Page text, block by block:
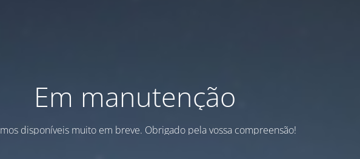
Em manutenção
disponíveis muito em breve. Obrigado pela vossa compreensão!